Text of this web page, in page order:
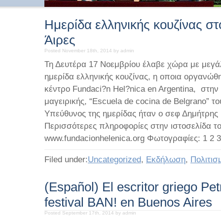
Ημερίδα ελληνικής κουζίνας
Άιρες
Posted November 18th, 2014 by admin
Τη Δευτέρα 17 Νοεμβρίου έλαβε χώρα με
ημερίδα ελληνικής κουζίνας, η οποια
κέντρο Fundaci?n Hel?nica en Argentina,
μαγειρικής, “Escuela de cocina de Belgrano”
Υπεύθυνος της ημερίδας ήταν ο σεφ
Περισσότερες πληροφορίες στην ιστοσελίδα
www.fundacionhelenica.org Φωτογραφίες: 1 2
Filed under:Uncategorized, Εκδήλωση,
(Español) El escritor griego
festival BAN! en Buenos Aires
Posted September 17th, 2014 by admin